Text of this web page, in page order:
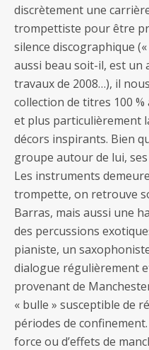
discrètement une
trompettiste pour être
silence discographique
aussi beau soit-il, est un
travaux de 2008…), il
collection de titres 100
et plus particulièrement
décors inspirants. Bien
groupe autour de lui,
Les instruments
trompette, on retrouve
Barras, mais aussi une
des percussions
pianiste, un
dialogue régulièrement
provenant de
« bulle » susceptible de
périodes de
force ou d’effets de